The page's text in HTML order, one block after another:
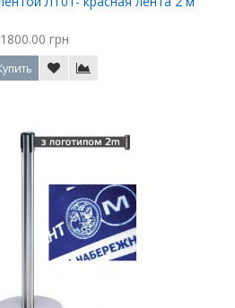
1800.00 грн